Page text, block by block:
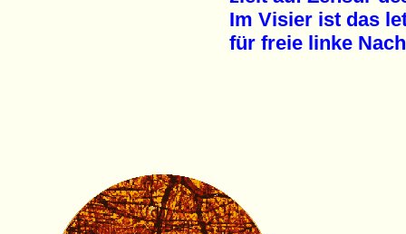
Im Visier ist das
für freie linke